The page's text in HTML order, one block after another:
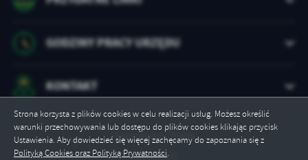
Strona korzysta z plików cookies w celu realizacji usług. Możesz określić
warunki przechowywania lub dostępu do plików cookies klikając przycisk
Ustawienia. Aby dowiedzieć się więcej zachęcamy do zapoznania się z
Polityką Cookies oraz Polityką Prywatności.
GODZINY PRACY URZĘDU
KONTAKT
Odwiedzin: 78444
Online: 10